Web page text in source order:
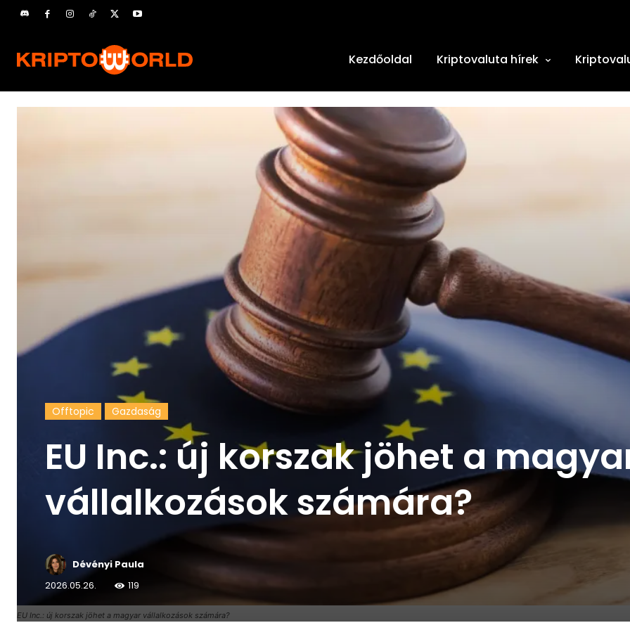
Kezdőoldal Kriptovaluta hírek
EU Inc.: új korszak jöhet a magyar vállalkozások számára?
Offtopic Gazdaság
EU Inc.: új korszak jöhet a
vállalkozások számára?
Dévényi Paula
2026.05.26.
119